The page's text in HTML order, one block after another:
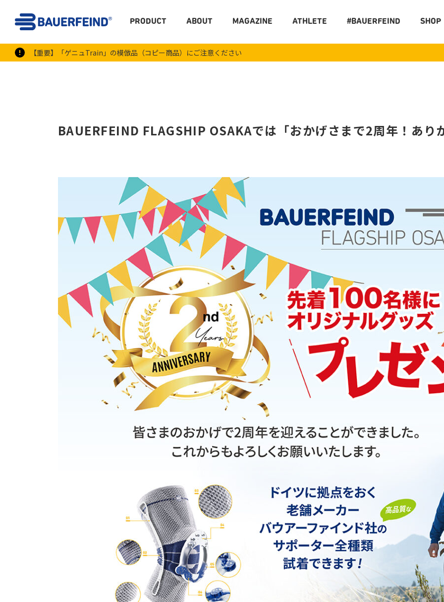
【重要】「ゲニュTrain」の模倣品（コピー商品）にご注意ください
PRODUCT ABOUT MAGAZINE ATHLETE #BAUERFEIND SHOP
BAUERFEIND FLAGSHIP OSAKAでは「おかげさまで2周年！あり